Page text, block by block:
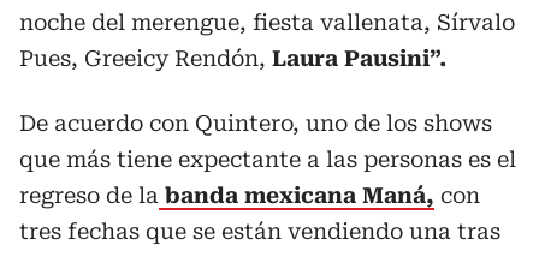
noche del merengue, fiesta vallenata, Sírvalo
Pues, Greeicy Rendón, Laura Pausini”.
De acuerdo con Quintero, uno de los shows
que más tiene expectante a las personas es el
regreso de la banda mexicana Maná, con
tres fechas que se están vendiendo una tras